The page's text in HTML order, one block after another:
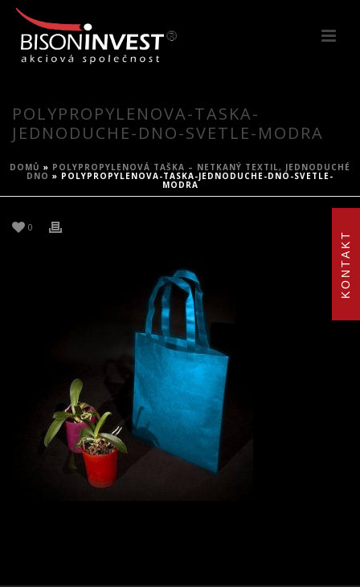
KONTAKT
POLYPROPYLENOVA-TASKA-
JEDNODUCHE-DNO-SVETLE-MODRA
DOMŮ » POLYPROPYLENOVÁ TAŠKA – NETKANÝ TEXTIL, JEDNODUCHÉ
DNO » POLYPROPYLENOVA-TASKA-JEDNODUCHE-DNO-SVETLE-
MODRA
0